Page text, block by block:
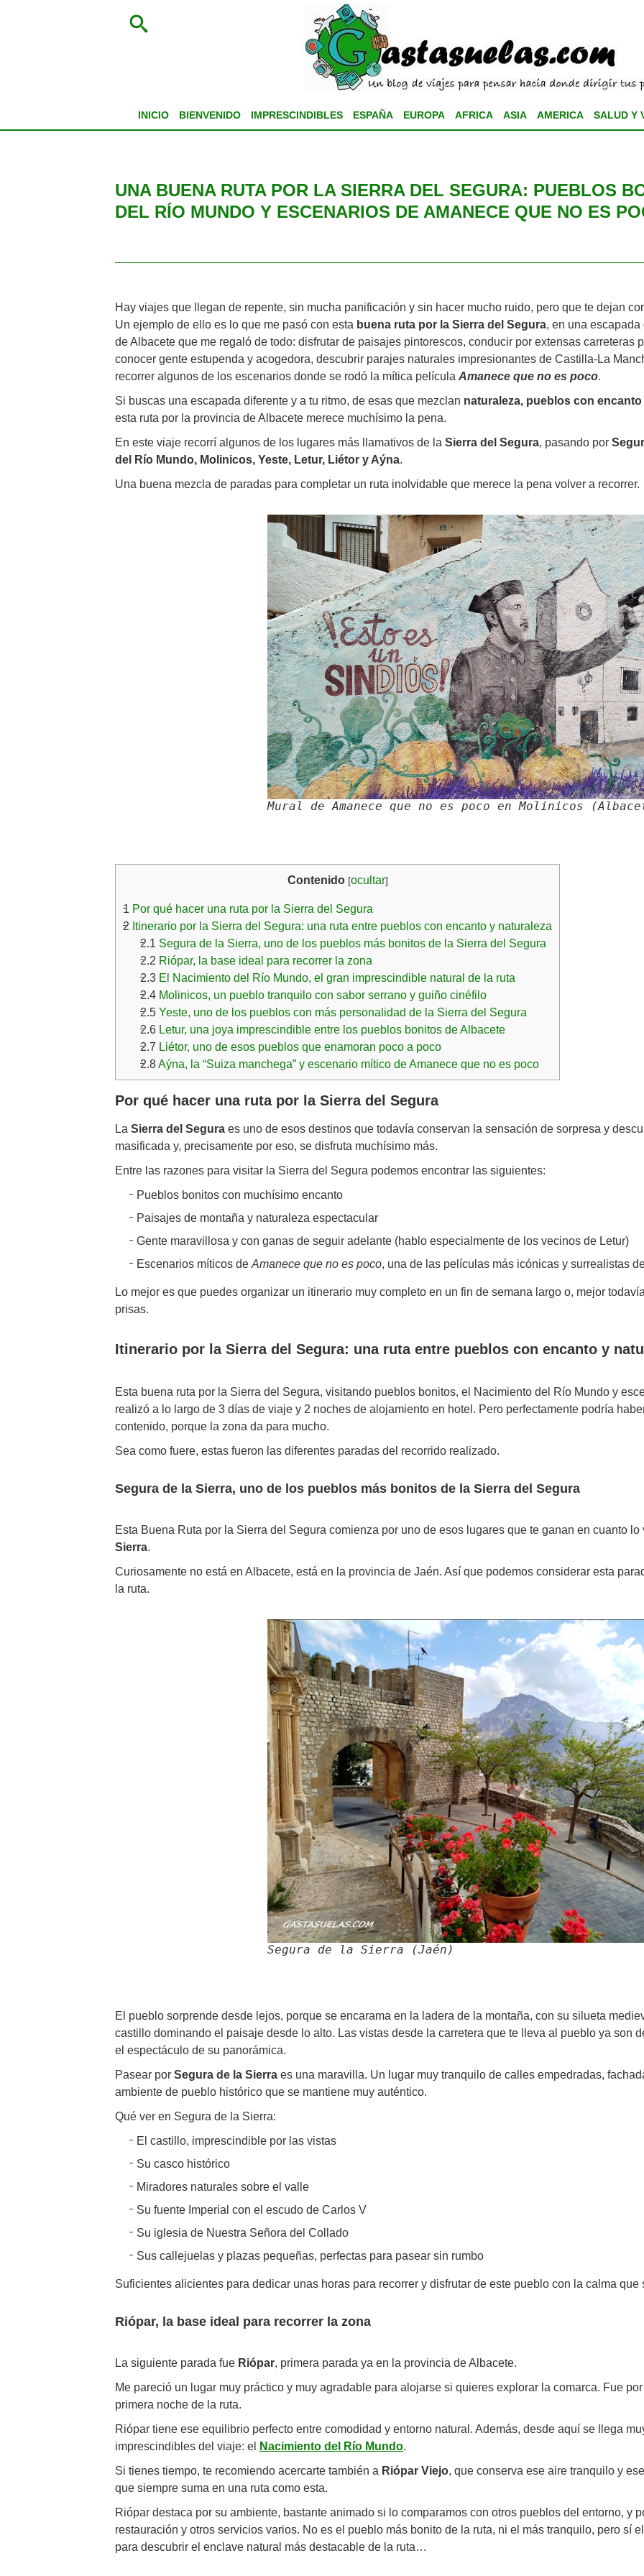
INICIO BIENVENIDO IMPRESCINDIBLES ESPAÑA EUROPA AFRICA ASIA AMERICA SALUD Y
UNA BUENA RUTA POR LA SIERRA DEL SEGURA: PUEBLOS
DEL RÍO MUNDO Y ESCENARIOS DE AMANECE QUE NO ES
Hay viajes que llegan de repente, sin mucha panificación y sin hacer mucho ruido, pero que te dejan
Un ejemplo de ello es lo que me pasó con esta buena ruta por la Sierra del Segura, en una
de Albacete que me regaló de todo: disfrutar de paisajes pintorescos, conducir por extensas carreteras
conocer gente estupenda y acogedora, descubrir parajes naturales impresionantes de Castilla-La
recorrer algunos de los escenarios donde se rodó la mítica película Amanece que no es poco.
Si buscas una escapada diferente y a tu ritmo, de esas que mezclan naturaleza, pueblos con
esta ruta por la provincia de Albacete merece muchísimo la pena.
En este viaje recorrí algunos de los lugares más llamativos de la Sierra del Segura, pasando por
del Río Mundo, Molinicos, Yeste, Letur, Liétor y Aýna.
Una buena mezcla de paradas para completar un ruta inolvidable que merece la pena volver a recorrer.
Mural de Amanece que no es poco en Molinicos
Contenido [ocultar]
1 Por qué hacer una ruta por la Sierra del Segura
2 Itinerario por la Sierra del Segura: una ruta entre pueblos con encanto y naturaleza
2.1 Segura de la Sierra, uno de los pueblos más bonitos de la Sierra del Segura
2.2 Riópar, la base ideal para recorrer la zona
2.3 El Nacimiento del Río Mundo, el gran imprescindible natural de la ruta
2.4 Molinicos, un pueblo tranquilo con sabor serrano y guiño cinéfilo
2.5 Yeste, uno de los pueblos con más personalidad de la Sierra del Segura
2.6 Letur, una joya imprescindible entre los pueblos bonitos de Albacete
2.7 Liétor, uno de esos pueblos que enamoran poco a poco
2.8Aýna, la “Suiza manchega” y escenario mítico de Amanece que no es poco
Por qué hacer una ruta por la Sierra del Segura
La Sierra del Segura es uno de esos destinos que todavía conservan la sensación de sorpresa y
masificada y, precisamente por eso, se disfruta muchísimo más.
Entre las razones para visitar la Sierra del Segura podemos encontrar las siguientes:
Pueblos bonitos con muchísimo encanto
Paisajes de montaña y naturaleza espectacular
Gente maravillosa y con ganas de seguir adelante (hablo especialmente de los vecinos de Letur)
Escenarios míticos de Amanece que no es poco, una de las películas más icónicas y surrealistas
Lo mejor es que puedes organizar un itinerario muy completo en un fin de semana largo o, mejor
prisas.
Itinerario por la Sierra del Segura: una ruta entre pueblos con encanto y
Esta buena ruta por la Sierra del Segura, visitando pueblos bonitos, el Nacimiento del Río Mundo y
realizó a lo largo de 3 días de viaje y 2 noches de alojamiento en hotel. Pero perfectamente podría
contenido, porque la zona da para mucho.
Sea como fuere, estas fueron las diferentes paradas del recorrido realizado.
Segura de la Sierra, uno de los pueblos más bonitos de la Sierra del Segura
Esta Buena Ruta por la Sierra del Segura comienza por uno de esos lugares que te ganan en cuanto
Sierra.
Curiosamente no está en Albacete, está en la provincia de Jaén. Así que podemos considerar esta
la ruta.
Segura de la Sierra (Jaén)
El pueblo sorprende desde lejos, porque se encarama en la ladera de la montaña, con su silueta
castillo dominando el paisaje desde lo alto. Las vistas desde la carretera que te lleva al pueblo ya son
el espectáculo de su panorámica.
Pasear por Segura de la Sierra es una maravilla. Un lugar muy tranquilo de calles empedradas,
ambiente de pueblo histórico que se mantiene muy auténtico.
Qué ver en Segura de la Sierra:
El castillo, imprescindible por las vistas
Su casco histórico
Miradores naturales sobre el valle
Su fuente Imperial con el escudo de Carlos V
Su iglesia de Nuestra Señora del Collado
Sus callejuelas y plazas pequeñas, perfectas para pasear sin rumbo
Suficientes alicientes para dedicar unas horas para recorrer y disfrutar de este pueblo con la calma que
Riópar, la base ideal para recorrer la zona
La siguiente parada fue Riópar, primera parada ya en la provincia de Albacete.
Me pareció un lugar muy práctico y muy agradable para alojarse si quieres explorar la comarca. Fue
primera noche de la ruta.
Riópar tiene ese equilibrio perfecto entre comodidad y entorno natural. Además, desde aquí se llega
imprescindibles del viaje: el
Nacimiento del Río Mundo.
Si tienes tiempo, te recomiendo acercarte también a Riópar Viejo, que conserva ese aire tranquilo y
que siempre suma en una ruta como esta.
Riópar destaca por su ambiente, bastante animado si lo comparamos con otros pueblos del entorno, y
restauración y otros servicios varios. No es el pueblo más bonito de la ruta, ni el más tranquilo, pero sí
para descubrir el enclave natural más destacable de la ruta…